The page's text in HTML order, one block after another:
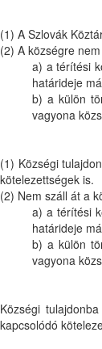
(1) A Szlovák
(2) A községre
a) a térítési
határideje
b) a külön
vagyona
(1) Községi
kötelezettségek is.
(2) Nem száll át a
a) a térítési
határideje
b) a külön
vagyona
Községi
kapcsolódó